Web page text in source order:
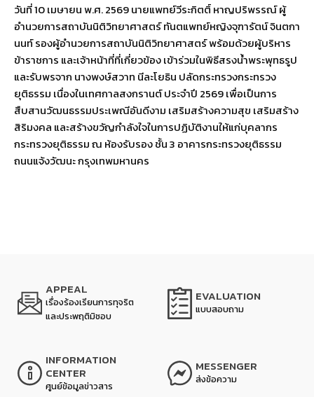
วันที่ 10 เมษายน พ.ศ. 2569 นายแพทย์วีระกิตติ์ หาญปริพรรณ์ ผู้
อำนวยการสถาบันนิติวิทยาศาสตร์ ทันตแพทย์หญิงจุฑารัตน์ จินตกา
นนท์ รองผู้อำนวยการสถาบันนิติวิทยาศาสตร์ พร้อมด้วยผู้บริหาร
ข้าราชการ และเจ้าหน้าที่ที่เกี่ยวข้อง เข้าร่วมในพิธีสรงน้ำพระพุทธรูป
และรับพรจาก นางพงษ์สวาท นีละโยธิน ปลัดกระทรวงกระทรวง
ยุติธรรม เนื่องในเทศกาลสงกรานต์ ประจำปี 2569 เพื่อเป็นการ
สืบสานวัฒนธรรมประเพณีอันดีงาม เสริมสร้างความสุข เสริมสร้าง
สิริมงคล และสร้างขวัญกำลังใจในการปฏิบัติงานให้แก่บุคลากร
กระทรวงยุติธรรม ณ ห้องรับรอง ชั้น 3 อาคารกระทรวงยุติธรรม
ถนนแจ้งวัฒนะ กรุงเทพมหานคร
APPEAL
เรื่องร้องเรียนการทุจริต
และประพฤติมิชอบ
EVALUATION
แบบสอบถาม
INFORMATION
CENTER
ศูนย์ข้อมูลข่าวสาร
MESSENGER
ส่งข้อความ